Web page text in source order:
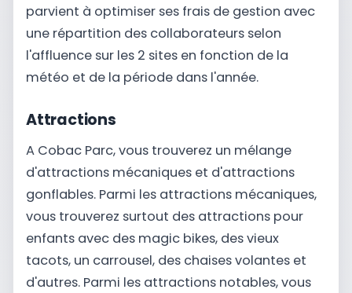
parvient à optimiser ses frais de gestion avec
une répartition des collaborateurs selon
l'affluence sur les 2 sites en fonction de la
météo et de la période dans l'année.
Attractions
A Cobac Parc, vous trouverez un mélange
d'attractions mécaniques et d'attractions
gonflables. Parmi les attractions mécaniques,
vous trouverez surtout des attractions pour
enfants avec des magic bikes, des vieux
tacots, un carrousel, des chaises volantes et
d'autres. Parmi les attractions notables, vous